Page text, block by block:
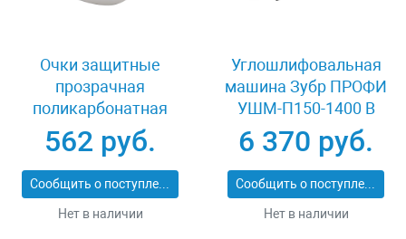
Очки защитные
прозрачная
поликарбонатная
монолинза ЗУБР
ЭКСПЕРТ 110310
562 руб.
Сообщить о поступлении
Нет в наличии
Углошлифовальная
машина Зубр ПРОФИ
УШМ-П150-1400 В
6 370 руб.
Сообщить о поступлении
Нет в наличии